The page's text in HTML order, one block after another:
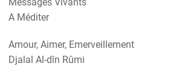
A Méditer
Amour, Aimer, Emerveillement
Djalal Al-dîn Rûmi